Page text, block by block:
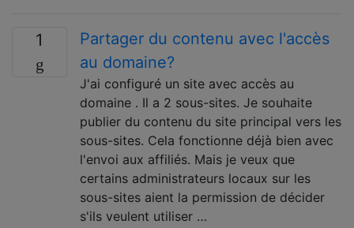
1
Partager du contenu avec l'accès
au domaine?
J'ai configuré un site avec accès au
domaine . Il a 2 sous-sites. Je souhaite
publier du contenu du site principal vers les
sous-sites. Cela fonctionne déjà bien avec
l'envoi aux affiliés. Mais je veux que
certains administrateurs locaux sur les
sous-sites aient la permission de décider
s'ils veulent utiliser …